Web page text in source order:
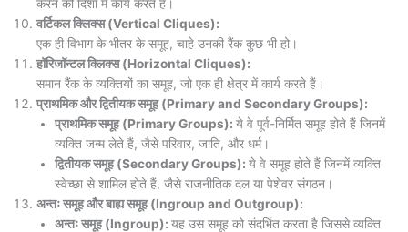
करने की दिशा में कार्य करते हैं।
वर्टिकल क्लिक्स (Vertical Cliques):
एक ही विभाग के भीतर के समूह, चाहे उनकी रैंक कुछ भी हो।
हॉरिजॉन्टल क्लिक्स (Horizontal Cliques):
समान रैंक के व्यक्तियों का समूह, जो एक ही क्षेत्र में कार्य करते हैं।
प्राथमिक और द्वितीयक समूह (Primary and Secondary Groups):
प्राथमिक समूह (Primary Groups): ये वे पूर्व-निर्मित समूह होते हैं जिनमें
व्यक्ति जन्म लेते हैं, जैसे परिवार, जाति, और धर्म।
द्वितीयक समूह (Secondary Groups): ये वे समूह होते हैं जिनमें व्यक्ति
स्वेच्छा से शामिल होते हैं, जैसे राजनीतिक दल या पेशेवर संगठन।
अन्तः समूह और बाह्य समूह (Ingroup and Outgroup):
अन्तः समूह(Ingroup): यह उस समूह को संदर्भित करता है जिससे व्यक्ति